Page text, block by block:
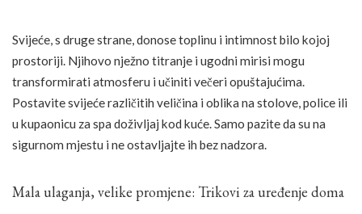
Svijeće, s druge strane, donose toplinu i intimnost bilo kojoj
prostoriji. Njihovo nježno titranje i ugodni mirisi mogu
transformirati atmosferu i učiniti večeri opuštajućima.
Postavite svijeće različitih veličina i oblika na stolove, police ili
u kupaonicu za spa doživljaj kod kuće. Samo pazite da su na
sigurnom mjestu i ne ostavljajte ih bez nadzora.
Mala ulaganja, velike promjene: Trikovi za uređenje doma